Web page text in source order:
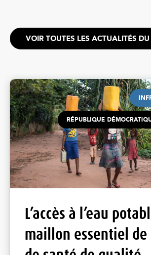
VOIR TOUTES LES ACTUALITÉS DU
RÉPUBLIQUE
L’accès à l’eau
maillon essentiel de